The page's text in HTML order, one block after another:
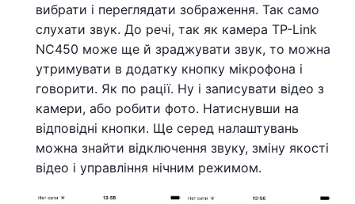
вибрати і переглядати зображення. Так само
слухати звук. До речі, так як камера TP-Link
NC450 може ще й зраджувати звук, то можна
утримувати в додатку кнопку мікрофона і
говорити. Як по рації. Ну і записувати відео з
камери, або робити фото. Натиснувши на
відповідні кнопки. Ще серед налаштувань
можна знайти відключення звуку, зміну якості
відео і управління нічним режимом.